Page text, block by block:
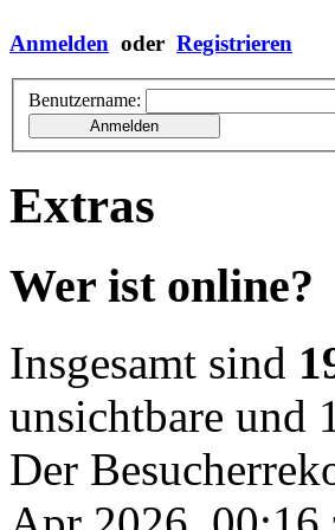
Anmelden oder Registrieren
Benutzername:
Extras
Wer ist online?
Insgesamt sind
unsichtbare und
Der